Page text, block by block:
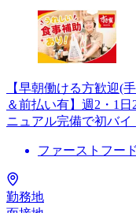
【早朝働ける方歓迎
＆前払い有】週2・1
ニュアル完備で初バ
ファーストフード
勤務地